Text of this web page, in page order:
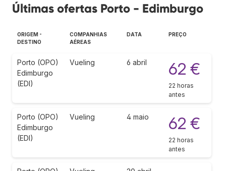
Últimas ofertas Porto - Edimburgo
ORIGEM -
DESTINO
COMPANHIAS
AÉREAS
DATA PREÇO
Porto (OPO)
Edimburgo
(EDI)
Vueling 6 abril 62 €
22 horas
antes
Porto (OPO)
Edimburgo
(EDI)
Vueling 4 maio 62 €
22 horas
antes